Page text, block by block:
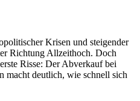
Krisen und steigender
Richtung Allzeithoch. Doch
Risse: Der Abverkauf bei
deutlich, wie schnell sich